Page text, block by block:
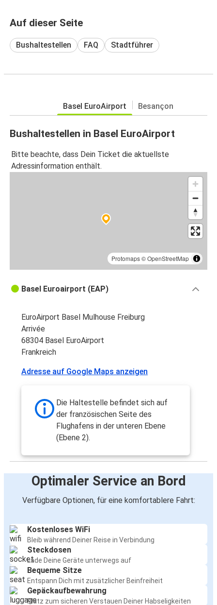
Auf dieser Seite
Bushaltestellen FAQ Stadtführer
Basel EuroAirport Besançon
Bushaltestellen in Basel EuroAirport
Bitte beachte, dass Dein Ticket die aktuellste
Adressinformation enthält.
Protomaps©OpenStreetMap
Basel Euroairport (EAP)
EuroAirport Basel Mulhouse Freiburg
Arrivée
68304 Basel EuroAirport
Frankreich
Adresse auf Google Maps anzeigen
Die Haltestelle befindet sich auf
der französischen Seite des
Flughafens in der unteren Ebene
(Ebene 2).
Optimaler Service an Bord
Verfügbare Optionen, für eine komfortablere Fahrt:
Kostenloses WiFi
Bleib während Deiner Reise in Verbindung
Steckdosen
Lade Deine Geräte unterwegs auf
Bequeme Sitze
Entspann Dich mit zusätzlicher Beinfreiheit
Gepäckaufbewahrung
Platz zum sicheren Verstauen Deiner Habseligkeiten